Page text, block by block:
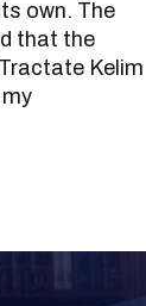
own. The
that the
Kelim